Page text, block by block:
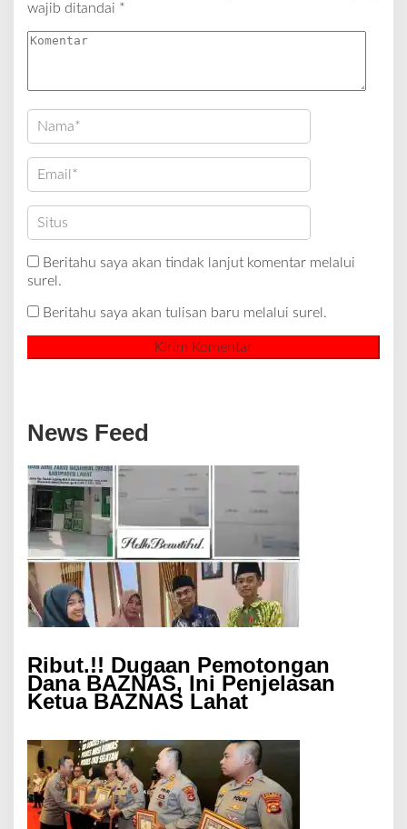
wajib ditandai *
Beritahu saya akan tindak lanjut komentar melalui
surel.
Beritahu saya akan tulisan baru melalui surel.
News Feed
Ribut.!! Dugaan Pemotongan
Dana BAZNAS, Ini Penjelasan
Ketua BAZNAS Lahat